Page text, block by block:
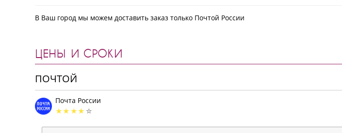
В Ваш город мы можем доставить заказ только Почтой России
ЦЕНЫ И СРОКИ
ПОЧТОЙ
Почта России